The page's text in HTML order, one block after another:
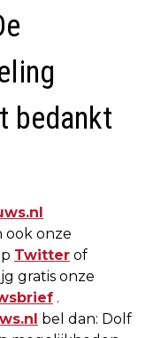
bedankt
ook onze
Twitter of
gratis onze
.
bel dan: Dolf